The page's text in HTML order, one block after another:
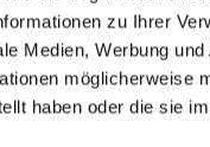
zu Ihrer
Medien, Werbung
möglicherweise
haben oder die sie